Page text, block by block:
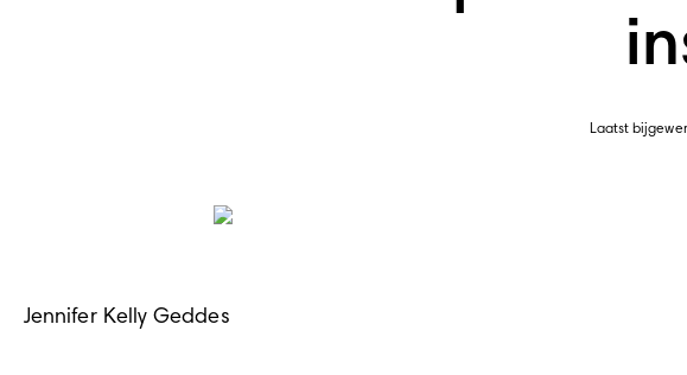
Laatst
Jennifer Kelly Geddes